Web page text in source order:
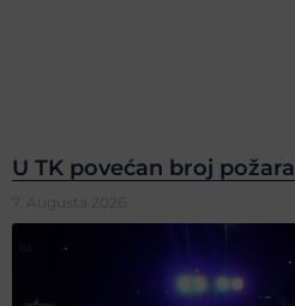
U TK povećan broj požara
7. Augusta 2026.